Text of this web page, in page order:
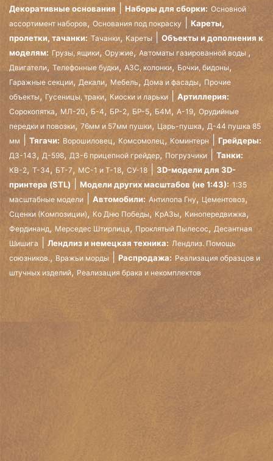
Декоративные основания Наборы для сборки: Основной
ассортимент наборов, Основания под покраску
Кареты,
пролетки, тачанки: Тачанки, Кареты
Объекты и дополнения к
моделям: Грузы, ящики,Оружие, Автоматы газированной воды ,
Двигатели, Телефонные будки, АЗС, колонки, Бочки, бидоны,
Гаражные секции, Декали, Мебель,Дома и фасады, Прочие
объекты, Гусеницы, траки, Киоски и ларьки Артиллерия:
Сорокопятка, МЛ-20, Б-4, БР-2, БР-5, Б4М, А-19, Орудийные
передки и повозки, 76мм и 57мм пушки, Царь-пушка, Д-44 пушка 85
мм
Тягачи: Ворошиловец , Комсомолец,Коминтерн Грейдеры:
ДЗ-143, Д-598, ДЗ-6 прицепной грейдер, Погрузчики Танки:
КВ-2, Т-34, БТ-7, МС-1 и Т-18, СУ-18
3D-модели для 3D-
принтера (STL)
Модели других масштабов (не 1:43): 1:35
масштабные модели
Автомобили: Антилопа Гну, Цементовоз,
Сценки (Композиции), Ко Дню Победы, КрАЗы, Кинопередвижка,
Фердинанд, Мерседес Штирлица, Проклятый Пылесос, Десантная
Шишига
Лендлиз и немецкая техника: Лендлиз. Помощь
союзников., Вражьи морды Распродажа: Реализация образцов и
штучных изделий, Реализация брака и некомплектов